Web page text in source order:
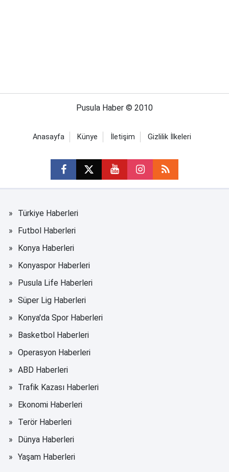
Pusula Haber © 2010
Anasayfa Künye İletişim Gizlilik İlkeleri
Türkiye Haberleri
Futbol Haberleri
Konya Haberleri
Konyaspor Haberleri
Pusula Life Haberleri
Süper Lig Haberleri
Konya'da Spor Haberleri
Basketbol Haberleri
Operasyon Haberleri
ABD Haberleri
Trafik Kazası Haberleri
Ekonomi Haberleri
Terör Haberleri
Dünya Haberleri
Yaşam Haberleri